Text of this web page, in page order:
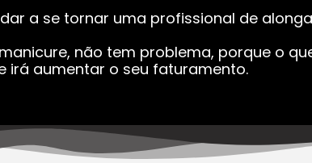
a se tornar uma profissional de
não tem problema, porque o
irá aumentar o seu faturamento.